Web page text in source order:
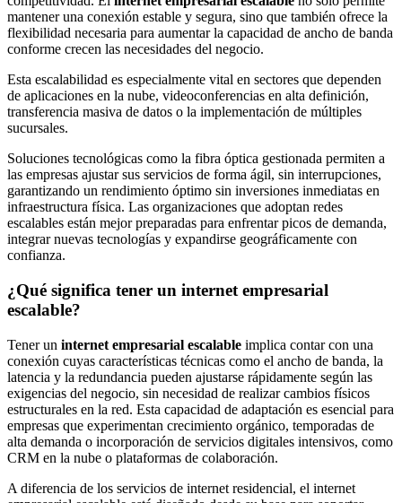
mantener una conexión estable y segura, sino que también ofrece la
flexibilidad necesaria para aumentar la capacidad de ancho de banda
conforme crecen las necesidades del negocio.
Esta escalabilidad es especialmente vital en sectores que dependen
de aplicaciones en la nube, videoconferencias en alta definición,
transferencia masiva de datos o la implementación de múltiples
sucursales.
Soluciones tecnológicas como la fibra óptica gestionada permiten a
las empresas ajustar sus servicios de forma ágil, sin interrupciones,
garantizando un rendimiento óptimo sin inversiones inmediatas en
infraestructura física. Las organizaciones que adoptan redes
escalables están mejor preparadas para enfrentar picos de demanda,
integrar nuevas tecnologías y expandirse geográficamente con
confianza.
¿Qué significa tener un internet empresarial
escalable?
Tener un internet empresarial escalable implica contar con una
conexión cuyas características técnicas como el ancho de banda, la
latencia y la redundancia pueden ajustarse rápidamente según las
exigencias del negocio, sin necesidad de realizar cambios físicos
estructurales en la red. Esta capacidad de adaptación es esencial para
empresas que experimentan crecimiento orgánico, temporadas de
alta demanda o incorporación de servicios digitales intensivos, como
CRM en la nube o plataformas de colaboración.
A diferencia de los servicios de internet residencial, el internet